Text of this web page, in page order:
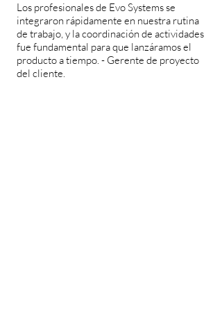
Los profesionales de Evo Systems se
integraron rápidamente en nuestra rutina
de trabajo, y la coordinación de actividades
fue fundamental para que lanzáramos el
producto a tiempo. - Gerente de proyecto
del cliente.